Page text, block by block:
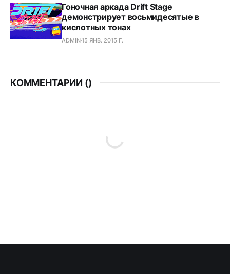
Гоночная аркада Drift Stage
демонстрирует восьмидесятые в
кислотных тонах
ADMIN15 ЯНВ. 2015 Г.
КОММЕНТАРИИ ()